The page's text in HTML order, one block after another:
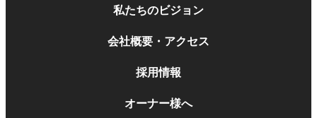
私たちのビジョン
会社概要・アクセス
採用情報
オーナー様へ